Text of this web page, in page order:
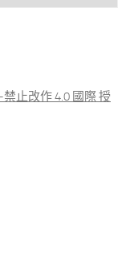
止改作 4.0 國際 授